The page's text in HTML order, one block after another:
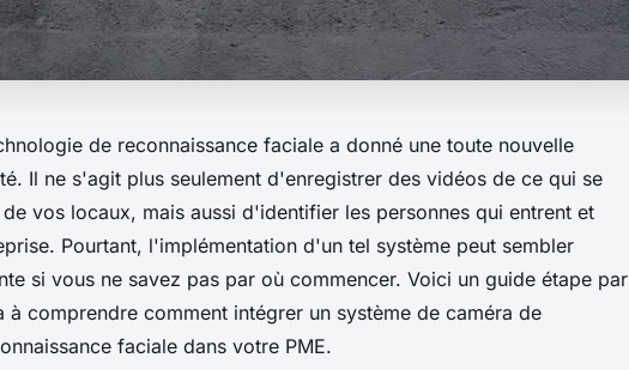
de reconnaissance faciale a donné une toute nouvelle
Il ne s'agit plus seulement d'enregistrer des vidéos de ce qui se
vos locaux, mais aussi d'identifier les personnes qui entrent et
Pourtant, l'implémentation d'un tel système peut sembler
si vous ne savez pas par où commencer. Voici un guide étape par
à comprendre comment intégrer un système de caméra de
faciale dans votre PME.